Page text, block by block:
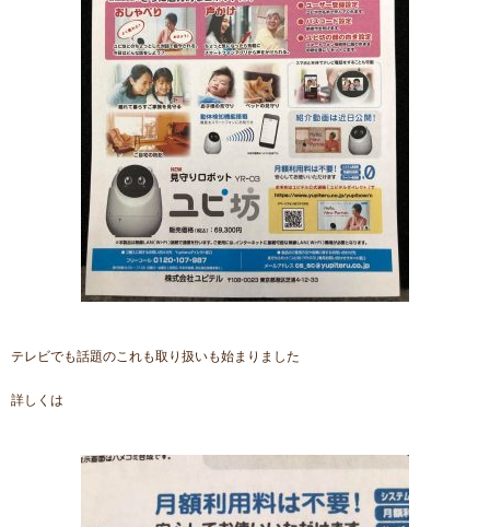
テレビでも話題のこれも取り扱いも始まりました
詳しくは